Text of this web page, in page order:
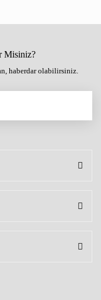
Misiniz?
haberdar olabilirsiniz.